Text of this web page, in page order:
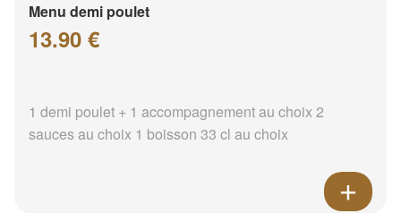
Menu demi poulet
13.90 €
1 demi poulet + 1 accompagnement au choix 2
sauces au choix 1 boisson 33 cl au choix